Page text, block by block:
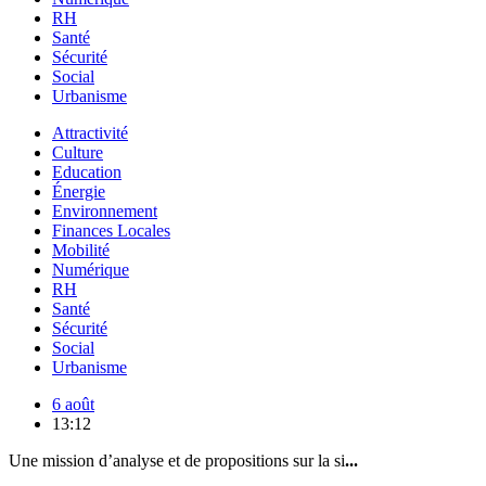
RH
Santé
Sécurité
Social
Urbanisme
Attractivité
Culture
Education
Énergie
Environnement
Finances Locales
Mobilité
Numérique
RH
Santé
Sécurité
Social
Urbanisme
6 août
13:12
Une mission d’analyse et de propositions sur la si...